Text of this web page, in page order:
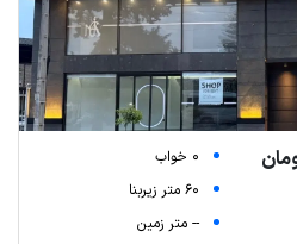
0 خواب
60 متر زیربنا
-- متر زمین